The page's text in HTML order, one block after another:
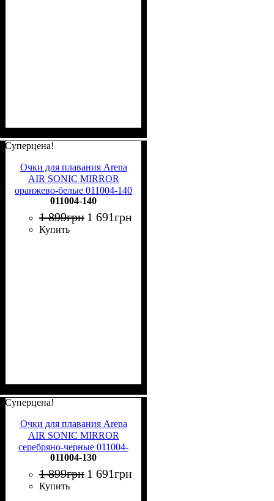
Суперцена!
Очки для плавания Arena
AIR SONIC MIRROR
оранжево-белые 011004-140
011004-140
1 899грн 1 691грн
Купить
Суперцена!
Очки для плавания Arena
AIR SONIC MIRROR
серебряно-черные 011004-
130
011004-130
1 899грн 1 691грн
Купить